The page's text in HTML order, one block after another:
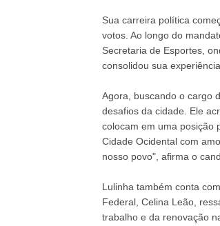
Sua carreira política
votos. Ao longo do
Secretaria de Esportes,
consolidou sua
Agora, buscando o cargo
desafios da cidade. Ele
colocam em uma posição
Cidade Ocidental com
nosso povo", afirma o
Lulinha também conta
Federal, Celina Leão,
trabalho e da renovação